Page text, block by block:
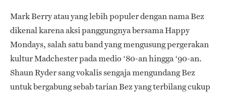
Mark Berry atau yang lebih populer dengan nama Bez
dikenal karena aksi panggungnya bersama Happy
Mondays, salah satu band yang mengusung pergerakan
kultur Madchester pada medio ‘80-an hingga ‘90-an.
Shaun Ryder sang vokalis sengaja mengundang Bez
untuk bergabung sebab tarian Bez yang terbilang cukup